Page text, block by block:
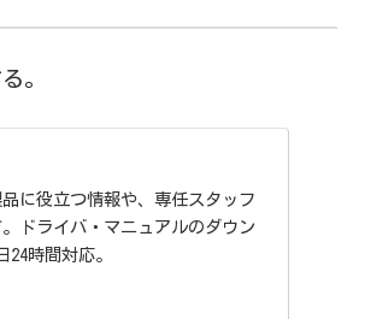
。
に役立つ情報や、専任スタッフ
ドライバ・マニュアルのダウン
時間対応。